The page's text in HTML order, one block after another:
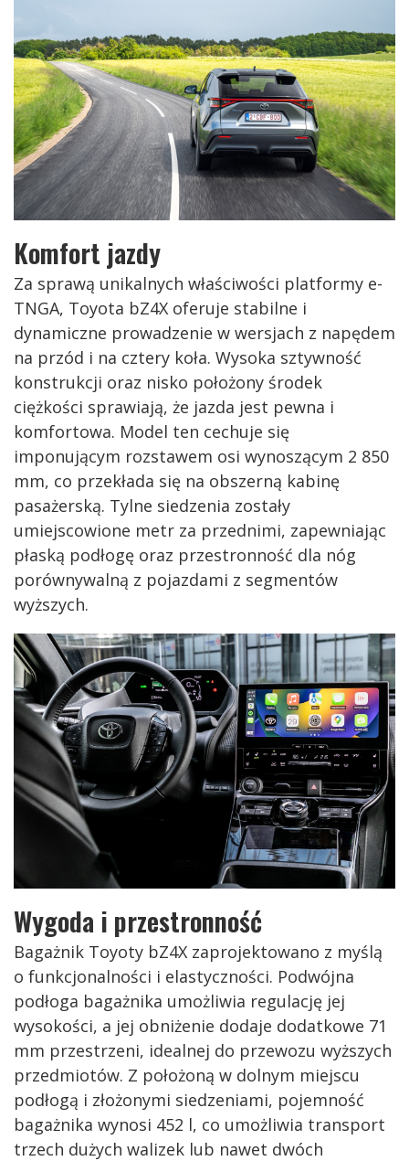
Komfort jazdy
Za sprawą unikalnych właściwości platformy e-
TNGA, Toyota bZ4X oferuje stabilne i
dynamiczne prowadzenie w wersjach z napędem
na przód i na cztery koła. Wysoka sztywność
konstrukcji oraz nisko położony środek
ciężkości sprawiają, że jazda jest pewna i
komfortowa. Model ten cechuje się
imponującym rozstawem osi wynoszącym 2 850
mm, co przekłada się na obszerną kabinę
pasażerską. Tylne siedzenia zostały
umiejscowione metr za przednimi, zapewniając
płaską podłogę oraz przestronność dla nóg
porównywalną z pojazdami z segmentów
wyższych.
Wygoda i przestronność
Bagażnik Toyoty bZ4X zaprojektowano z myślą
o funkcjonalności i elastyczności. Podwójna
podłoga bagażnika umożliwia regulację jej
wysokości, a jej obniżenie dodaje dodatkowe 71
mm przestrzeni, idealnej do przewozu wyższych
przedmiotów. Z położoną w dolnym miejscu
podłogą i złożonymi siedzeniami, pojemność
bagażnika wynosi 452 l, co umożliwia transport
trzech dużych walizek lub nawet dwóch